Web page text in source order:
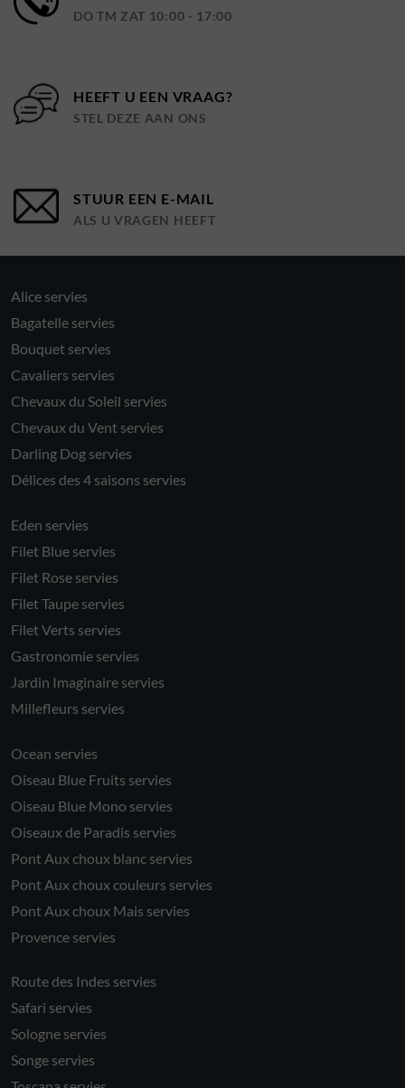
DO TM ZAT 10:00 - 17:00
HEEFT U EEN VRAAG?
STEL DEZE AAN ONS
STUUR EEN E-MAIL
ALS U VRAGEN HEEFT
Alice servies
Bagatelle servies
Bouquet servies
Cavaliers servies
Chevaux du Soleil servies
Chevaux du Vent servies
Darling Dog servies
Délices des 4 saisons servies
Eden servies
Filet Blue servies
Filet Rose servies
Filet Taupe servies
Filet Verts servies
Gastronomie servies
Jardin Imaginaire servies
Millefleurs servies
Ocean servies
Oiseau Blue Fruits servies
Oiseau Blue Mono servies
Oiseaux de Paradis servies
Pont Aux choux blanc servies
Pont Aux choux couleurs servies
Pont Aux choux Mais servies
Provence servies
Route des Indes servies
Safari servies
Sologne servies
Songe servies